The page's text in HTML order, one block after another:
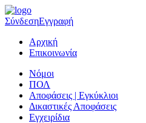
ΣύνδεσηΕγγραφή
Αρχική
Επικοινωνία
Νόμοι
ΠΟΛ
Αποφάσεις | Εγκύκλιοι
Δικαστικές Αποφάσεις
Εγχειρίδια